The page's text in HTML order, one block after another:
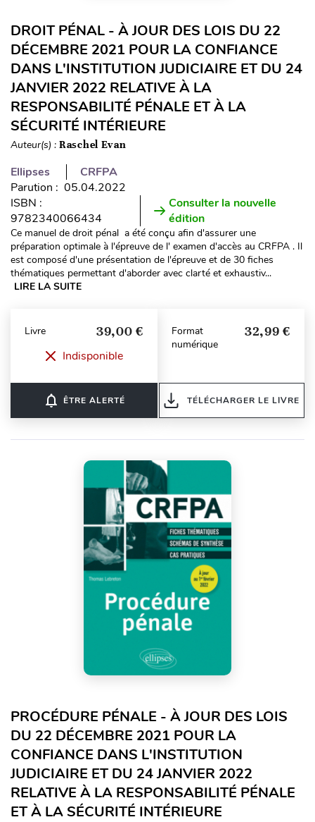
DROIT PÉNAL - À JOUR DES LOIS DU 22
DÉCEMBRE 2021 POUR LA CONFIANCE
DANS L'INSTITUTION JUDICIAIRE ET DU 24
JANVIER 2022 RELATIVE À LA
RESPONSABILITÉ PÉNALE ET À LA
SÉCURITÉ INTÉRIEURE
Auteur(s) : Raschel Evan
Ellipses
CRFPA
Parution : 05.04.2022
ISBN :
9782340066434
Consulter la nouvelle
édition
Ce manuel de droit pénal a été conçu afin d'assurer une
préparation optimale à l'épreuve de l' examen d'accès au CRFPA . Il
est composé d'une présentation de l'épreuve et de 30 fiches
thématiques permettant d'aborder avec clarté et exhaustiv...
LIRE LA SUITE
Livre 39,00 €
Indisponible
notifications_none ÊTRE ALERTÉ
Format
numérique
32,99 €
TÉLÉCHARGER LE LIVRE
PROCÉDURE PÉNALE - À JOUR DES LOIS
DU 22 DÉCEMBRE 2021 POUR LA
CONFIANCE DANS L'INSTITUTION
JUDICIAIRE ET DU 24 JANVIER 2022
RELATIVE À LA RESPONSABILITÉ PÉNALE
ET À LA SÉCURITÉ INTÉRIEURE